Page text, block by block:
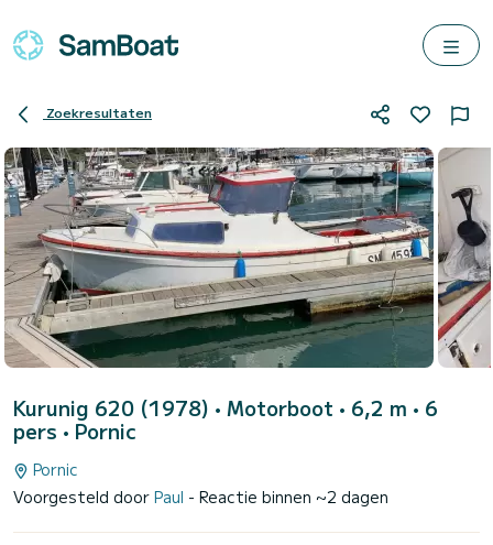
Zoekresultaten
Kurunig 620 (1978) • Motorboot • 6,2 m • 6
pers • Pornic
Pornic
Voorgesteld door Paul - Reactie binnen ~2 dagen